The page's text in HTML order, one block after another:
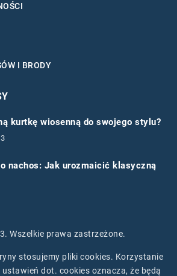
I BRODY
kurtkę wiosenną do swojego stylu?
nachos: Jak urozmaicić klasyczną
Wszelkie prawa zastrzeżone.
stosujemy pliki cookies. Korzystanie
dot. cookies oznacza, że będą